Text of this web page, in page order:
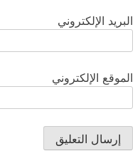
البريد الإلكتروني
الموقع الإلكتروني